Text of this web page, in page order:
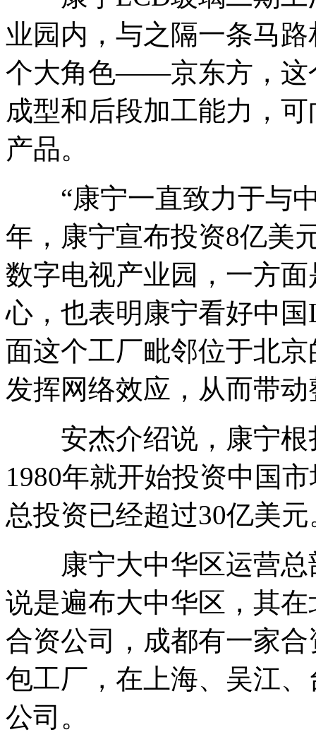
业园内，与之隔一条马
个大角色——京东方，这
成型和后段加工能力，
产品。
“康宁一直致力于与中
年，康宁宣布投资8亿美
数字电视产业园，一方
心，也表明康宁看好中
面这个工厂毗邻位于北
发挥网络效应，从而带
安杰介绍说，康宁根
1980年就开始投资中国
总投资已经超过30亿美元
康宁大中华区运营总
说是遍布大中华区，其
合资公司，成都有一家
包工厂，在上海、吴江
公司。